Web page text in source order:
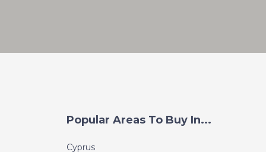
Popular Areas To Buy In...
Cyprus